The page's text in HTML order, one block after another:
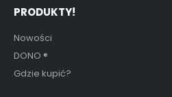
PRODUKTY!
Nowości
DONO ®
Gdzie kupić?